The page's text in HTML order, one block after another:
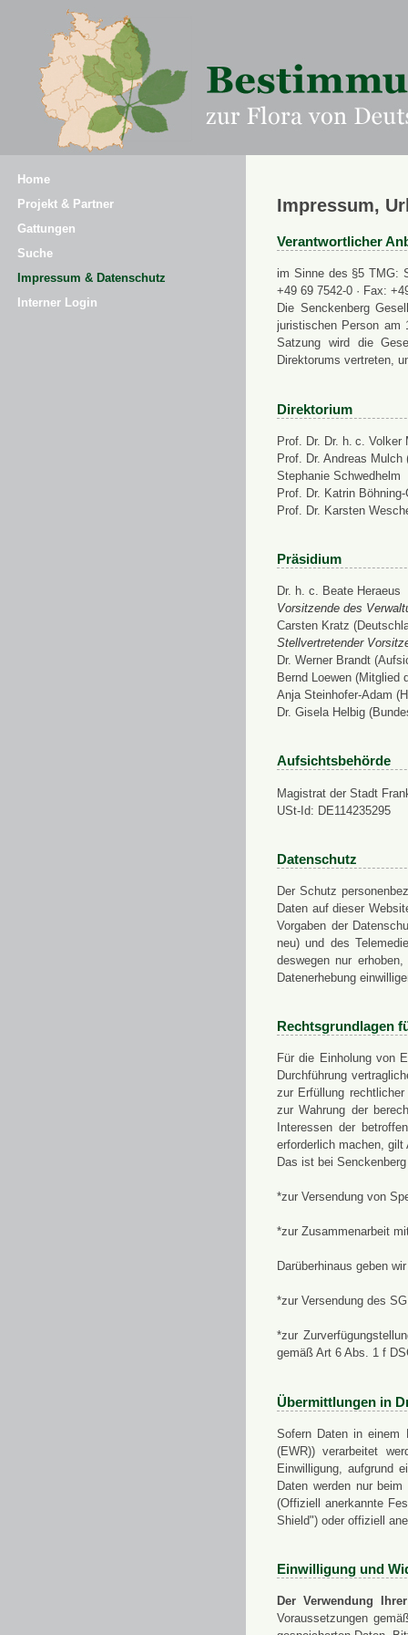
Home
Projekt & Partner
Gattungen
Suche
Impressum & Datenschutz
Interner Login
Impressum,
Verantwortlicher
im Sinne des §5 TMG:
+49 69 7542-0 · Fax:
Die Senckenberg
juristischen Person am
Satzung wird die
Direktorums vertreten,
Direktorium
Prof. Dr. Dr. h. c. Volker
Prof. Dr. Andreas
Stephanie Schwedhelm
Prof. Dr. Katrin
Prof. Dr. Karsten
Präsidium
Dr. h. c. Beate Heraeus
Vorsitzende des
Carsten Kratz
Stellvertretender
Dr. Werner Brandt
Bernd Loewen (Mitglied
Anja Steinhofer-Adam
Dr. Gisela Helbig
Aufsichtsbehörde
Magistrat der Stadt
USt-Id: DE114235295
Datenschutz
Der Schutz
Daten auf dieser
Vorgaben der
neu) und des
deswegen nur
Datenerhebung
Rechtsgrundlagen
Für die Einholung von
Durchführung
zur Erfüllung
zur Wahrung der
Interessen der
erforderlich machen,
Das ist bei
*zur Versendung von
*zur Zusammenarbeit
Darüberhinaus geben
*zur Versendung des
*zur
gemäß Art 6 Abs. 1 f
Übermittlungen in
Sofern Daten in einem
(EWR)) verarbeitet
Einwilligung, aufgrund
Daten werden nur
(Offiziell anerkannte
Shield") oder offiziell
Einwilligung und
Der Verwendung
Voraussetzungen